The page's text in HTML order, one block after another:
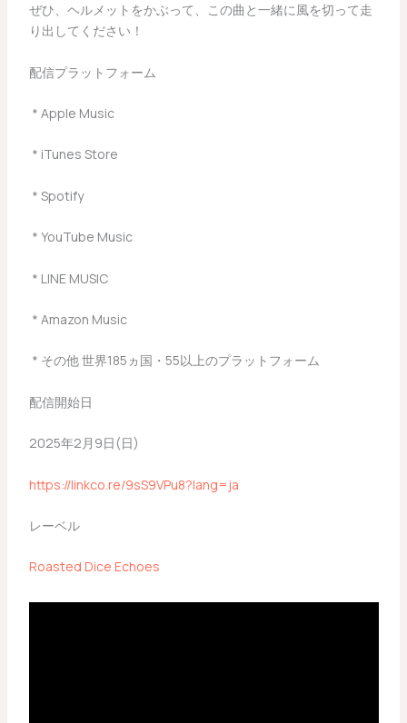
ぜひ、ヘルメットをかぶって、この曲と一緒に風を切って走
り出してください！
配信プラットフォーム
* Apple Music
* iTunes Store
* Spotify
* YouTube Music
* LINE MUSIC
* Amazon Music
* その他 世界185ヵ国・55以上のプラットフォーム
配信開始日
2025年2月9日(日)
https://linkco.re/9sS9VPu8?lang=ja
レーベル
Roasted Dice Echoes